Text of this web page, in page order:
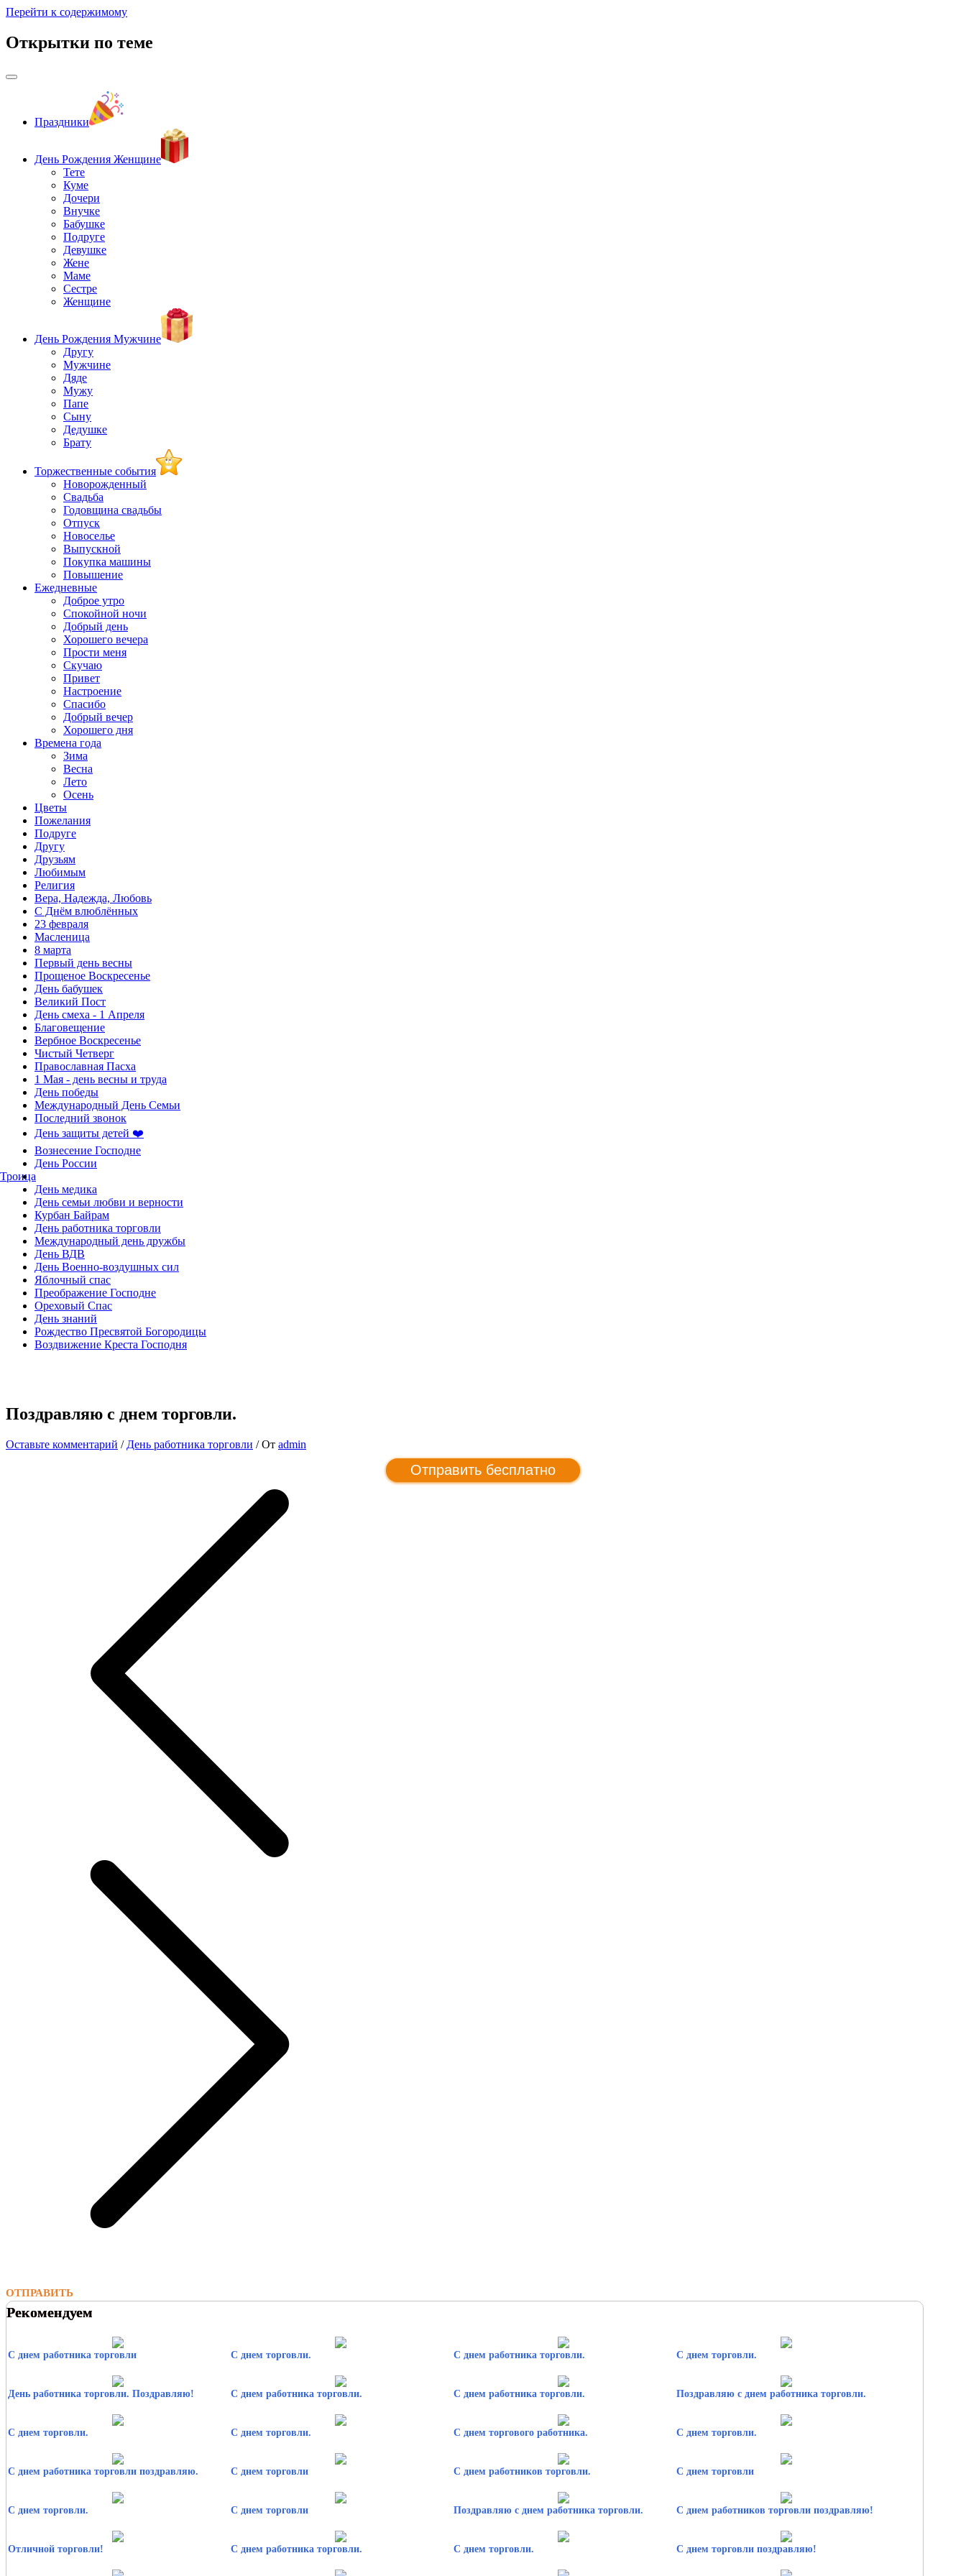
Перейти к содержимому
Открытки по теме
Праздники
День Рождения Женщине
Тете
Куме
Дочери
Внучке
Бабушке
Подруге
Девушке
Жене
Маме
Сестре
Женщине
День Рождения Мужчине
Другу
Мужчине
Дяде
Мужу
Папе
Сыну
Дедушке
Брату
Торжественные события
Новорожденный
Свадьба
Годовщина свадьбы
Отпуск
Новоселье
Выпускной
Покупка машины
Повышение
Ежедневные
Доброе утро
Спокойной ночи
Добрый день
Хорошего вечера
Прости меня
Скучаю
Привет
Настроение
Спасибо
Добрый вечер
Хорошего дня
Времена года
Зима
Весна
Лето
Осень
Цветы
Пожелания
Подруге
Другу
Друзьям
Любимым
Религия
Вера, Надежда, Любовь
С Днём влюблённых
23 февраля
Масленица
8 марта
Первый день весны
Прощеное Воскресенье
День бабушек
Великий Пост
День смеха - 1 Апреля
Благовещение
Вербное Воскресенье
Чистый Четверг
Православная Пасха
1 Мая - день весны и труда
День победы
Международный День Семьи
Последний звонок
День защиты детей ❤️
Вознесение Господне
День России
Троица
День медика
День семьи любви и верности
Курбан Байрам
День работника торговли
Международный день дружбы
День ВДВ
День Военно-воздушных сил
Яблочный спас
Преображение Господне
Ореховый Спас
День знаний
Рождество Пресвятой Богородицы
Воздвижение Креста Господня
Поздравляю с днем торговли.
Оставьте комментарий / День работника торговли / От admin
Отправить бесплатно
ОТПРАВИТЬ
Рекомендуем
С днем работника торговли С днем торговли. С днем работника торговли. С днем торговли.
День работника торговли. Поздравляю! С днем работника торговли. С днем работника торговли. Поздравляю с днем работника торговли.
С днем торговли. С днем торговли. С днем торгового работника. С днем торговли.
С днем работника торговли поздравляю. С днем торговли С днем работников торговли. С днем торговли
С днем торговли. С днем торговли Поздравляю с днем работника торговли. С днем работников торговли поздравляю!
Отличной торговли! С днем работника торговли. С днем торговли. С днем торговли поздравляю!